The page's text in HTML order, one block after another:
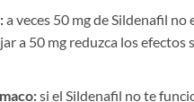
a veces 50 mg de Sildenafil no
a 50 mg reduzca los
si el Sildenafil no te